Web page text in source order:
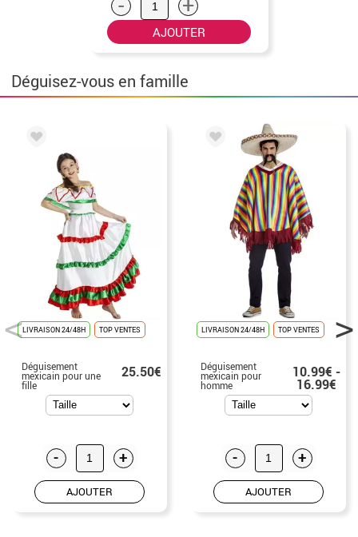
AJOUTER
Déguisez-vous en famille
LIVRAISON 24/48H TOP VENTES
Déguisement
mexicain pour une
fille
25.50€
- +
AJOUTER
LIVRAISON 24/48H TOP VENTES
Déguisement
mexicain pour
homme
10.99€ -
16.99€
- +
AJOUTER